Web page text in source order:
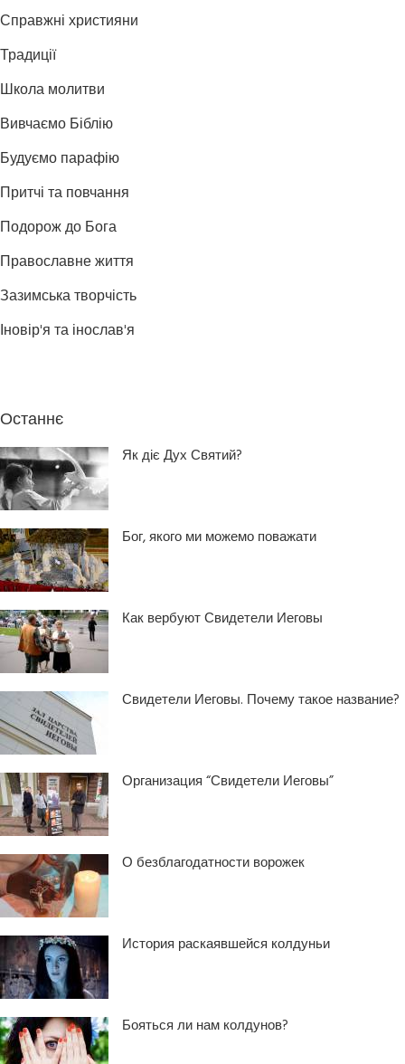
Справжні християни
Традиції
Школа молитви
Вивчаємо Біблію
Будуємо парафію
Притчі та повчання
Подорож до Бога
Православне життя
Зазимська творчість
Іновір'я та інослав'я
Останнє
Як діє Дух Святий?
Бог, якого ми можемо поважати
Как вербуют Свидетели Иеговы
Свидетели Иеговы. Почему такое название?
Организация “Свидетели Иеговы”
О безблагодатности ворожек
История раскаявшейся колдуньи
Бояться ли нам колдунов?